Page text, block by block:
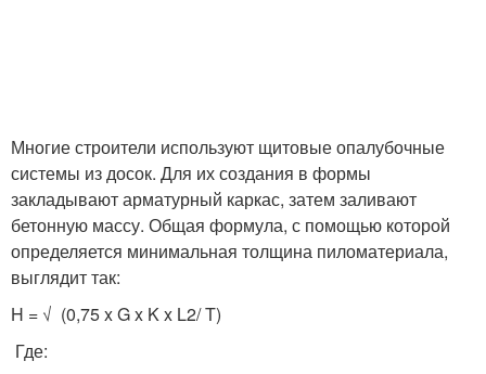
Многие строители используют щитовые опалубочные
системы из досок. Для их создания в формы
закладывают арматурный каркас, затем заливают
бетонную массу. Общая формула, с помощью которой
определяется минимальная толщина пиломатериала,
выглядит так:
H = √ (0,75 x G x K x L2/ T)
Где: